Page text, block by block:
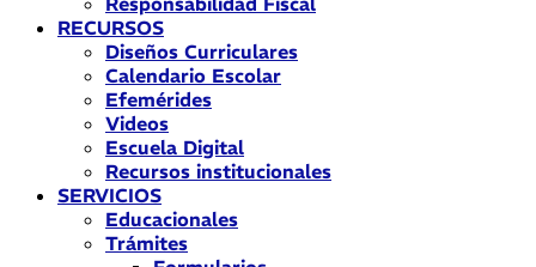
RECURSOS
Diseños Curriculares
Calendario Escolar
Efemérides
Videos
Escuela Digital
Recursos institucionales
SERVICIOS
Educacionales
Trámites